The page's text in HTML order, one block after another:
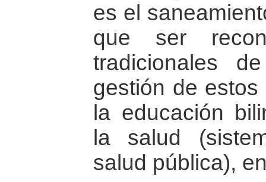
es el
que ser
tradicionales
gestión de
la educación
la salud
salud pública),